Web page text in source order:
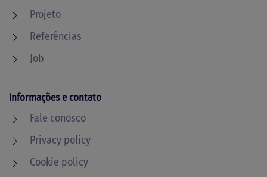
Projeto
Referências
Job
Informações e contato
Fale conosco
Privacy policy
Cookie policy